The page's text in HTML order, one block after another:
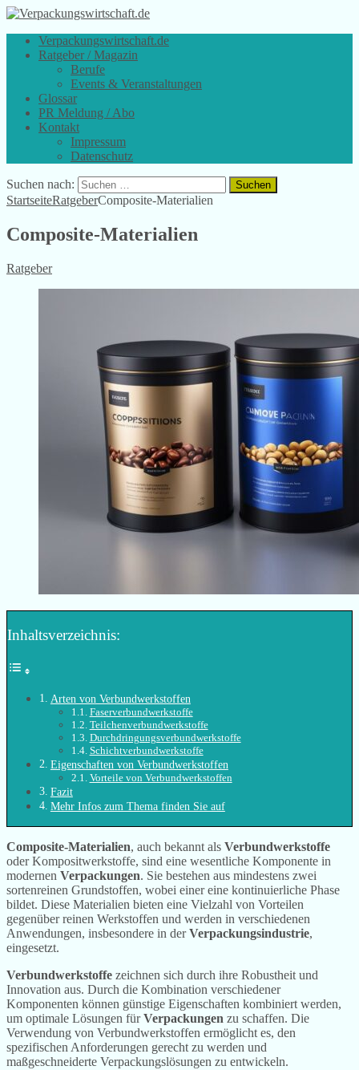
Verpackungswirtschaft.de
Ratgeber / Magazin
Berufe
Events & Veranstaltungen
Glossar
PR Meldung / Abo
Kontakt
Impressum
Datenschutz
Suchen nach:
StartseiteRatgeberComposite-Materialien
Composite-Materialien
Ratgeber
Inhaltsverzeichnis:
Arten von Verbundwerkstoffen
Faserverbundwerkstoffe
Teilchenverbundwerkstoffe
Durchdringungsverbundwerkstoffe
Schichtverbundwerkstoffe
Eigenschaften von Verbundwerkstoffen
Vorteile von Verbundwerkstoffen
Fazit
Mehr Infos zum Thema finden Sie auf
Composite-Materialien, auch bekannt als Verbundwerkstoffe
oder Kompositwerkstoffe, sind eine wesentliche Komponente in
modernen Verpackungen. Sie bestehen aus mindestens zwei
sortenreinen Grundstoffen, wobei einer eine kontinuierliche Phase
bildet. Diese Materialien bieten eine Vielzahl von Vorteilen
gegenüber reinen Werkstoffen und werden in verschiedenen
Anwendungen, insbesondere in derVerpackungsindustrie,
eingesetzt.
Verbundwerkstoffe zeichnen sich durch ihre Robustheit und
Innovation aus. Durch die Kombination verschiedener
Komponenten können günstige Eigenschaften kombiniert werden,
um optimale Lösungen fürVerpackungen zu schaffen. Die
Verwendung von Verbundwerkstoffen ermöglicht es, den
spezifischen Anforderungen gerecht zu werden und
maßgeschneiderte Verpackungslösungen zu entwickeln.